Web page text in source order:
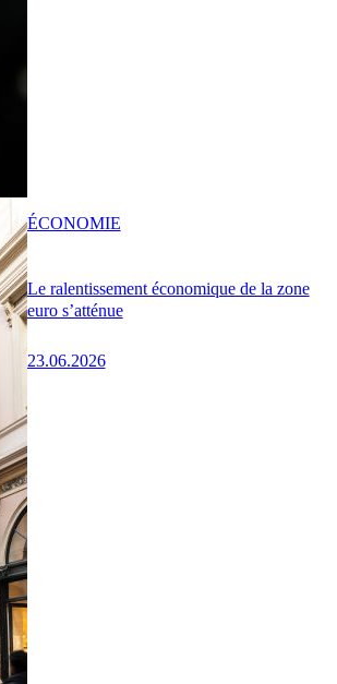
Le ralentissement économique de la zone
euro s’atténue
23.06.2026
ÉCONOMIE